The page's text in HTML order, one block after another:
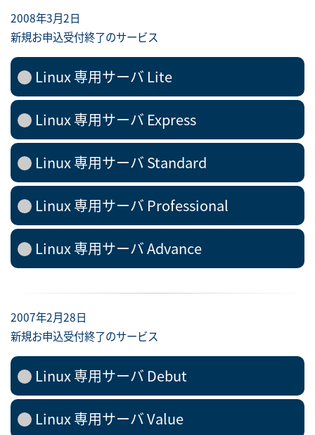
2008年3月2日
新規お申込受付終了のサービス
Linux 専用サーバ Lite
Linux 専用サーバ Express
Linux 専用サーバ Standard
Linux 専用サーバ Professional
Linux 専用サーバ Advance
2007年2月28日
新規お申込受付終了のサービス
Linux 専用サーバ Debut
Linux 専用サーバ Value